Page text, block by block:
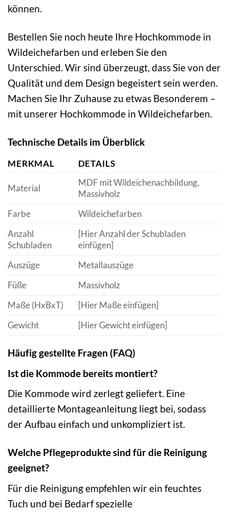
können.
Bestellen Sie noch heute Ihre Hochkommode in
Wildeichefarben und erleben Sie den
Unterschied. Wir sind überzeugt, dass Sie von der
Qualität und dem Design begeistert sein werden.
Machen Sie Ihr Zuhause zu etwas Besonderem –
mit unserer Hochkommode in Wildeichefarben.
Technische Details im Überblick
MERKMAL DETAILS
Material
MDF mit Wildeichenachbildung,
Massivholz
Farbe
Wildeichefarben
Anzahl
Schubladen
[Hier Anzahl der Schubladen
einfügen]
Auszüge
Metallauszüge
Füße
Massivholz
Maße (HxBxT)
[Hier Maße einfügen]
Gewicht
[Hier Gewicht einfügen]
Häufig gestellte Fragen (FAQ)
Ist die Kommode bereits montiert?
Die Kommode wird zerlegt geliefert. Eine
detaillierte Montageanleitung liegt bei, sodass
der Aufbau einfach und unkompliziert ist.
Welche Pflegeprodukte sind für die Reinigung
geeignet?
Für die Reinigung empfehlen wir ein feuchtes
Tuch und bei Bedarf spezielle